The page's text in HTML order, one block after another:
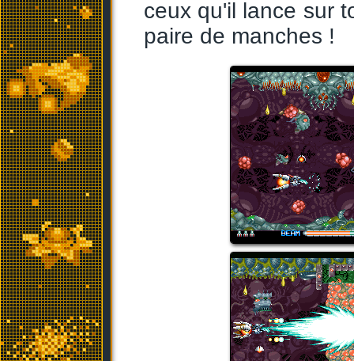
ceux qu'il lance sur
paire de manches !